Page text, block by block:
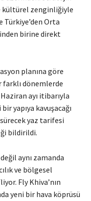
kültürel zenginliğiyle
Orta
birine direkt
planına göre
dönemlerde
ayı itibarıyla
yapıya kavuşacağı
yaz tarifesi
bildirildi.
aynı zamanda
ve bölgesel
Fly Khiva’nın
yeni bir hava köprüsü